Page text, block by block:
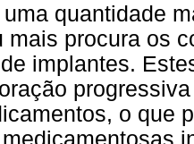
quantidade
mais procura os
implantes.
o que